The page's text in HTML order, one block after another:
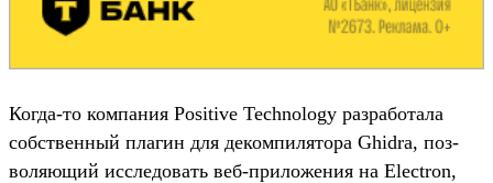
Ког­да‑то ком­пания Positive Technology раз­работа­ла
собс­твен­ный пла­гин для деком­пилято­ра Ghidra, поз­
воля­ющий иссле­довать веб‑при­ложе­ния на Electron,